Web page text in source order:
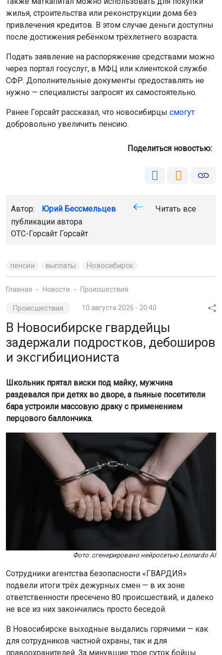
через портал госуслуг, в МФЦ или клиентской службе
СФР. Дополнительные документы предоставлять не
нужно — специалисты запросят их самостоятельно.
добровольно увеличить пенсию.
Поделиться новостью:
Читать все
Главная Новости Происшествия
В Новосибирске гвардейцы
задержали подростков, дебоширов
и эксгибициониста
раздевался при детях во дворе, а пьяные посетители
бара устроили массовую драку с применением
перцового баллончика.
Фото: сгенерировано нейросетью Leonardo AI
Сотрудники агентства безопасности «ГВАРДИЯ»
подвели итоги трёх дежурных смен — в их зоне
для сотрудников частной охраны, так и для
правоохранителей. За минувшие трое суток бойцы
агентства безопасности «ГВАРДИЯ» только в своей
зоне ответственности отработали 23 попытки хищения
и 57 нарушений общественного порядка. Причём в
нескольких эпизодах фигурировали дети, а один случай
и вовсе попал в разряд уголовных.